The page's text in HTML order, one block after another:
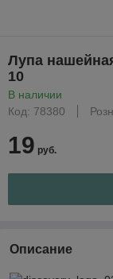
Лупа
10
В наличии
Код: 78380
19 руб.
Описание